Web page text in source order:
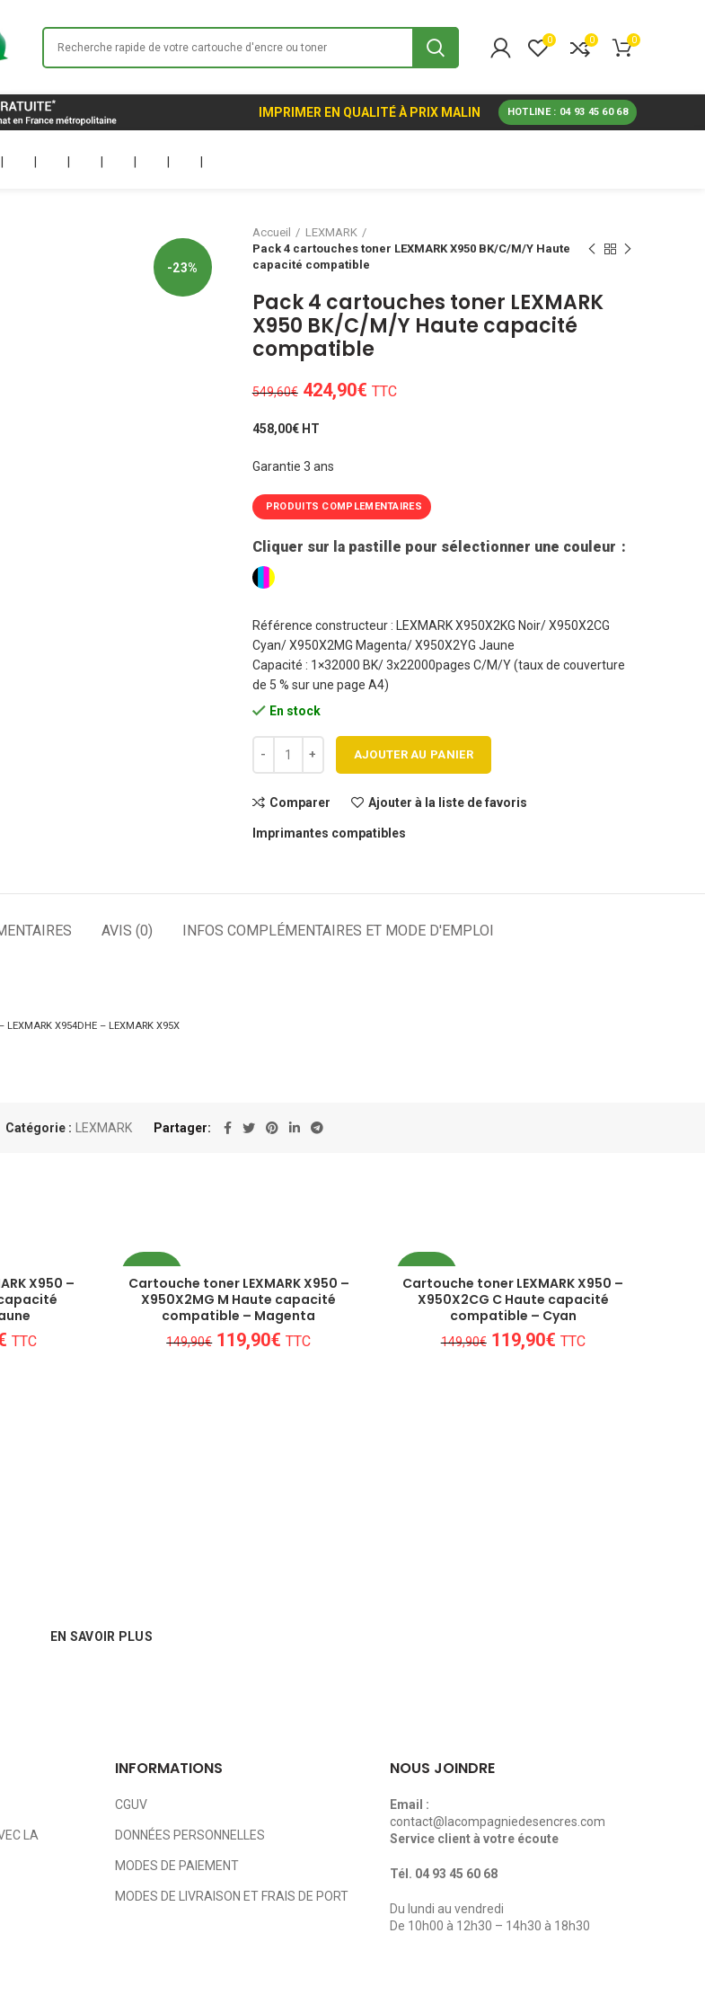
0 0 0
IMPRIMER EN QUALITÉ À PRIX MALIN HOTLINE : 04 93 45 60 68
-23%
Accueil
LEXMARK
Pack 4 cartouches toner LEXMARK X950 BK/C/M/Y Haute
capacité compatible
Pack 4 cartouches toner LEXMARK
X950 BK/C/M/Y Haute capacité
compatible
549,60€ Le
initial
549,60€.
424,90€Le
TTC
458,00€ HT
Garantie 3 ans
PRODUITS COMPLEMENTAIRES
Cliquer sur la pastille pour sélectionner une couleur
Référence constructeur : LEXMARK X950X2KG Noir/ X950X2CG
Cyan/ X950X2MG Magenta/ X950X2YG Jaune
Capacité : 1×32000 BK/ 3x22000pages C/M/Y (taux de couverture
de 5 % sur une page A4)
En stock
AJOUTER AU PANIER
Comparer Ajouter à la liste de favoris
Imprimantes compatibles
AVIS (0) INFOS COMPLÉMENTAIRES ET MODE D'EMPLOI
LEXMARK X954DHE – LEXMARK X95X
Catégorie : LEXMARK Partager
X950 –
Le
TTC
Cartouche toner LEXMARK X950 –
X950X2MG M Haute capacité
compatible – Magenta
149,90€ Le
119,90€ Le
TTC
Cartouche toner LEXMARK X950 –
X950X2CG C Haute capacité
compatible – Cyan
149,90€ Le
119,90€Le
TTC
EN SAVOIR PLUS
LA
INFORMATIONS
CGUV
DONNÉES PERSONNELLES
MODES DE PAIEMENT
MODES DE LIVRAISON ET FRAIS DE PORT
NOUS JOINDRE
Email :
contact@lacompagniedesencres.com
Service client à votre écoute
Tél. 04 93 45 60 68
Du lundi au vendredi
De 10h00 à 12h30 – 14h30 à 18h30